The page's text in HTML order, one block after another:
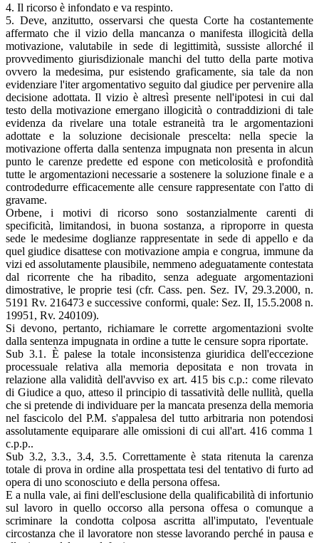
4. Il ricorso è infondato e va respinto.
5. Deve, anzitutto, osservarsi che questa Corte ha costantemente
affermato che il vizio della mancanza o manifesta illogicità della
motivazione, valutabile in sede di legittimità, sussiste allorché il
provvedimento giurisdizionale manchi del tutto della parte motiva
ovvero la medesima, pur esistendo graficamente, sia tale da non
evidenziare l'iter argomentativo seguito dal giudice per pervenire alla
decisione adottata. Il vizio è altresì presente nell'ipotesi in cui dal
testo della motivazione emergano illogicità o contraddizioni di tale
evidenza da rivelare una totale estraneità tra le argomentazioni
adottate e la soluzione decisionale prescelta: nella specie la
motivazione offerta dalla sentenza impugnata non presenta in alcun
punto le carenze predette ed espone con meticolosità e profondità
tutte le argomentazioni necessarie a sostenere la soluzione finale e a
controdedurre efficacemente alle censure rappresentate con l'atto di
gravame.
Orbene, i motivi di ricorso sono sostanzialmente carenti di
specificità, limitandosi, in buona sostanza, a riproporre in questa
sede le medesime doglianze rappresentate in sede di appello e da
quel giudice disattese con motivazione ampia e congrua, immune da
vizi ed assolutamente plausibile, nemmeno adeguatamente contestata
dal ricorrente che ha ribadito, senza adeguate argomentazioni
dimostrative, le proprie tesi (cfr. Cass. pen. Sez. IV, 29.3.2000, n.
5191 Rv. 216473 e successive conformi, quale: Sez. II, 15.5.2008 n.
19951, Rv. 240109).
Si devono, pertanto, richiamare le corrette argomentazioni svolte
dalla sentenza impugnata in ordine a tutte le censure sopra riportate.
Sub 3.1. È palese la totale inconsistenza giuridica dell'eccezione
processuale relativa alla memoria depositata e non trovata in
relazione alla validità dell'avviso ex art. 415 bis c.p.: come rilevato
di Giudice a quo, atteso il principio di tassatività delle nullità, quella
che si pretende di individuare per la mancata presenza della memoria
nel fascicolo del P.M. s'appalesa del tutto arbitraria non potendosi
assolutamente equiparare alle omissioni di cui all'art. 416 comma 1
c.p.p..
Sub 3.2, 3.3., 3.4, 3.5. Correttamente è stata ritenuta la carenza
totale di prova in ordine alla prospettata tesi del tentativo di furto ad
opera di uno sconosciuto e della persona offesa.
E a nulla vale, ai fini dell'esclusione della qualificabilità di infortunio
sul lavoro in quello occorso alla persona offesa o comunque a
scriminare la condotta colposa ascritta all'imputato, l'eventuale
circostanza che il lavoratore non stesse lavorando perché in pausa e